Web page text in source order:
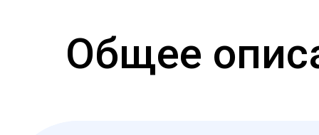
Общее